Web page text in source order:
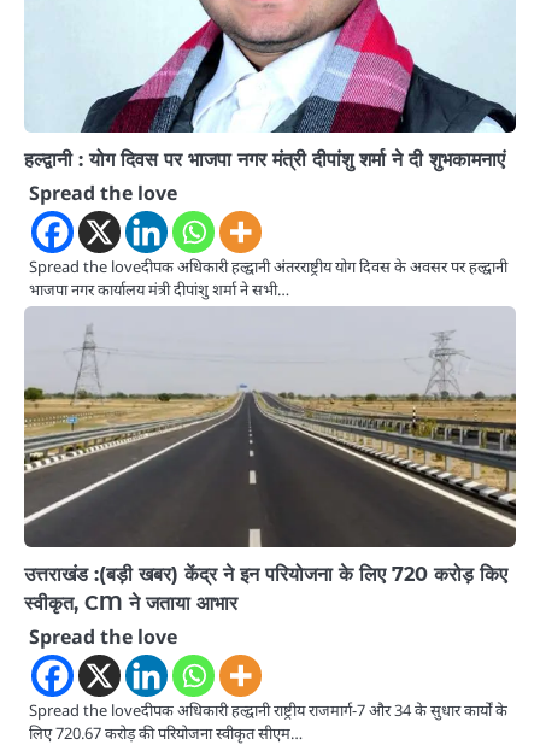
हल्द्वानी : योग दिवस पर भाजपा नगर मंत्री दीपांशु शर्मा ने दी शुभकामनाएं
Spread the love
Spread the loveदीपक अधिकारी हल्द्वानी अंतरराष्ट्रीय योग दिवस के अवसर पर हल्द्वानी
भाजपा नगर कार्यालय मंत्री दीपांशु शर्मा ने सभी…
उत्तराखंड :(बड़ी खबर) केंद्र ने इन परियोजना के लिए 720 करोड़ किए
स्वीकृत, CM ने जताया आभार
Spread the love
Spread the loveदीपक अधिकारी हल्द्वानी राष्ट्रीय राजमार्ग-7 और 34 के सुधार कार्यों के
लिए 720.67 करोड़ की परियोजना स्वीकृत सीएम…